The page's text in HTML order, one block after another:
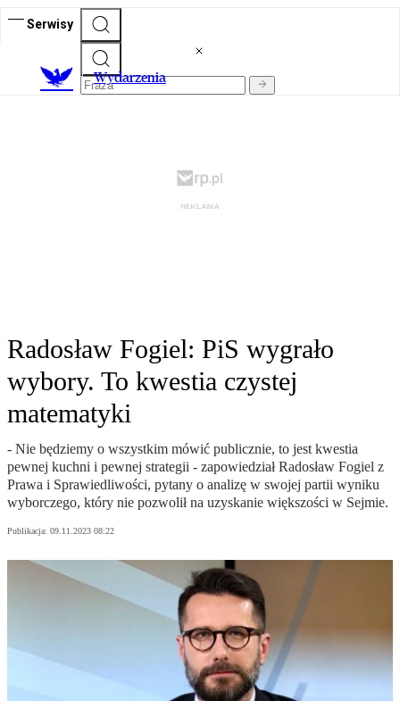
Serwisy
Wydarzenia
Radosław Fogiel: PiS wygrało
wybory. To kwestia czystej
matematyki
- Nie będziemy o wszystkim mówić publicznie, to jest kwestia
pewnej kuchni i pewnej strategii - zapowiedział Radosław Fogiel z
Prawa i Sprawiedliwości, pytany o analizę w swojej partii wyniku
wyborczego, który nie pozwolił na uzyskanie większości w Sejmie.
Publikacja: 09.11.2023 08:22